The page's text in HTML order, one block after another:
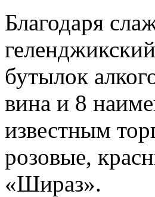
Благодаря
бутылок
вина и 8
известным
розовые,
«Шираз».